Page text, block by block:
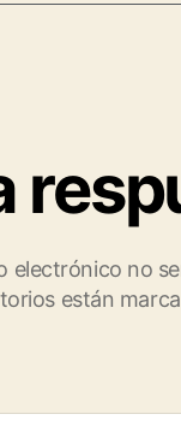
electrónico no
están